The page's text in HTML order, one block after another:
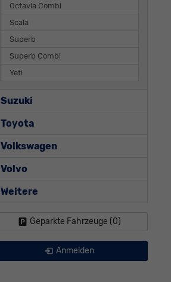
Octavia Combi
Scala
Superb
Superb Combi
Yeti
Suzuki
Toyota
Volkswagen
Volvo
Weitere
Geparkte Fahrzeuge (0)
Anmelden